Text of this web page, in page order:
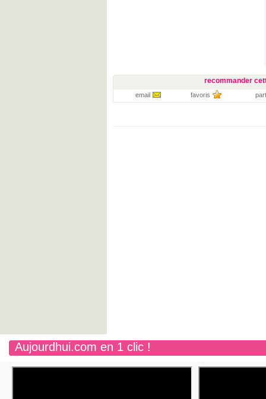
recommander
email favoris
Aujourdhui.com en 1 clic !